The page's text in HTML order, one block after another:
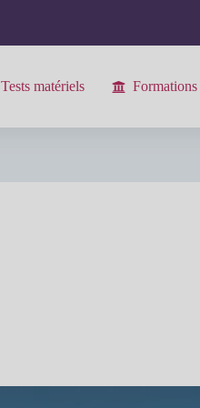
Tests matériels Formations